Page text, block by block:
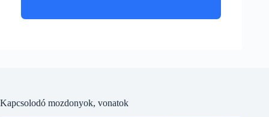
Kapcsolodó mozdonyok, vonatok